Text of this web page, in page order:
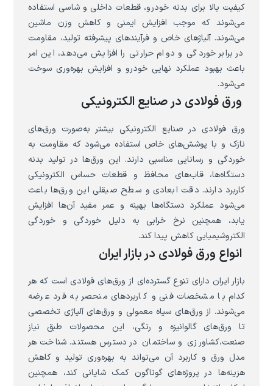
کیفیت بالا برای بدنه خودرو، قطعات داخلی و شاسی استفاده
می‌شوند که موجب افزایش ایمنی و کاهش وزن ماشین
می‌شوند. آلیاژهای خاص و فرآیندهای پیشرفته تولید، مقاومت
در برابر خوردگی و دوام حرارتی را افزایش می‌دهد، این امر
باعث بهبود عملکرد نهایی خودرو و افزایش بهره‌وری سوخت
می‌شود.
ورق فولادی در صنایع الکترونیکی
ورق فولادی در صنایع الکترونیکی بیشتر به‌صورت ورق‌های
نازک و با پوشش‌های خاص استفاده می‌شود که مقاومت به
خوردگی و رسانایی مناسبی دارند. این ورق‌ها در تولید بدنه
دستگاه‌ها، قاب‌های محافظ و قطعات حساس الکترونیکی
کاربرد دارند. دقت ابعادی و سطح صیقلی این ورق‌ها باعث
می‌شود عملکرد دستگاه‌ها بهینه و عمر مفید آن‌ها افزایش
یابد، همچنین نرخ خرابی به دلیل خوردگی و خوردگی
الکتروشیمیایی کاهش پیدا کند.
انواع ورق فولادی در بازار ایران
بازار ایران دارای تنوع گسترده‌ای از ورق‌های فولادی است که هر
کدام با مشخصات فنی و کاربردهای منحصر به فرد عرضه
می‌شوند. از ورق‌های سیاه معمولی و ورق‌های آلیاژی تخصصی
تا ورق‌های گالوانیزه و رنگی، این محصولات طبق نیاز
صنعت،کشاورزی و ساختمان در دسترس هستند. شناخت هر
مدل ورق و کاربرد آن می‌تواند به بهره‌وری تولید و کاهش
هزینه‌ها در پروژه‌های گوناگون کمک شایانی کند، همچنین